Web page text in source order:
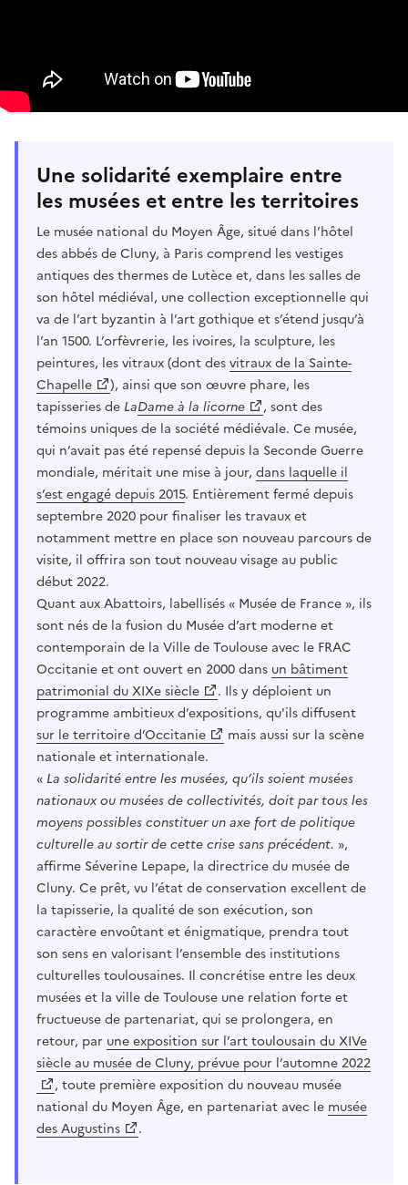
Une solidarité exemplaire entre
les musées et entre les territoires
Le musée national du Moyen Âge, situé dans l’hôtel
des abbés de Cluny, à Paris comprend les vestiges
antiques des thermes de Lutèce et, dans les salles de
son hôtel médiéval, une collection exceptionnelle qui
va de l’art byzantin à l’art gothique et s’étend jusqu’à
l’an 1500. L’orfèvrerie, les ivoires, la sculpture, les
peintures, les vitraux (dont desvitraux de la Sainte-
Chapelle
), ainsi que son œuvre phare, les
tapisseries de LaDame à la licorne
, sont des
témoins uniques de la société médiévale. Ce musée,
qui n’avait pas été repensé depuis la Seconde Guerre
mondiale, méritait une mise à jour, dans laquelle il
s’est engagé depuis 2015. Entièrement fermé depuis
septembre 2020 pour finaliser les travaux et
notamment mettre en place son nouveau parcours de
visite, il offrira son tout nouveau visage au public
début 2022.
Quant aux Abattoirs, labellisés « Musée de France », ils
sont nés de la fusion du Musée d’art moderne et
contemporain de la Ville de Toulouse avec le FRAC
Occitanie et ont ouvert en 2000 dans un bâtiment
patrimonial du XIXe siècle
. Ils y déploient un
programme ambitieux d’expositions, qu'ils diffusent
sur le territoire d’Occitanie
mais aussi sur la scène
nationale et internationale.
« La solidarité entre les musées, qu’ils soient musées
nationaux ou musées de collectivités, doit par tous les
moyens possibles constituer un axe fort de politique
culturelle au sortir de cette crise sans précédent. »,
affirme Séverine Lepape, la directrice du musée de
Cluny. Ce prêt, vu l’état de conservation excellent de
la tapisserie, la qualité de son exécution, son
caractère envoûtant et énigmatique, prendra tout
son sens en valorisant l’ensemble des institutions
culturelles toulousaines. Il concrétise entre les deux
musées et la ville de Toulouse une relation forte et
fructueuse de partenariat, qui se prolongera, en
retour, par une exposition sur l’art toulousain du XIVe
siècle au musée de Cluny, prévue pour l’automne 2022
, toute première exposition du nouveau musée
national du Moyen Âge, en partenariat avec le musée
des Augustins
.